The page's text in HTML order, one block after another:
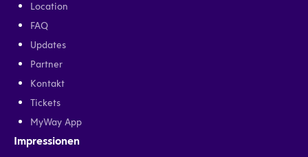
Location
FAQ
Updates
Partner
Kontakt
Tickets
MyWay App
Impressionen